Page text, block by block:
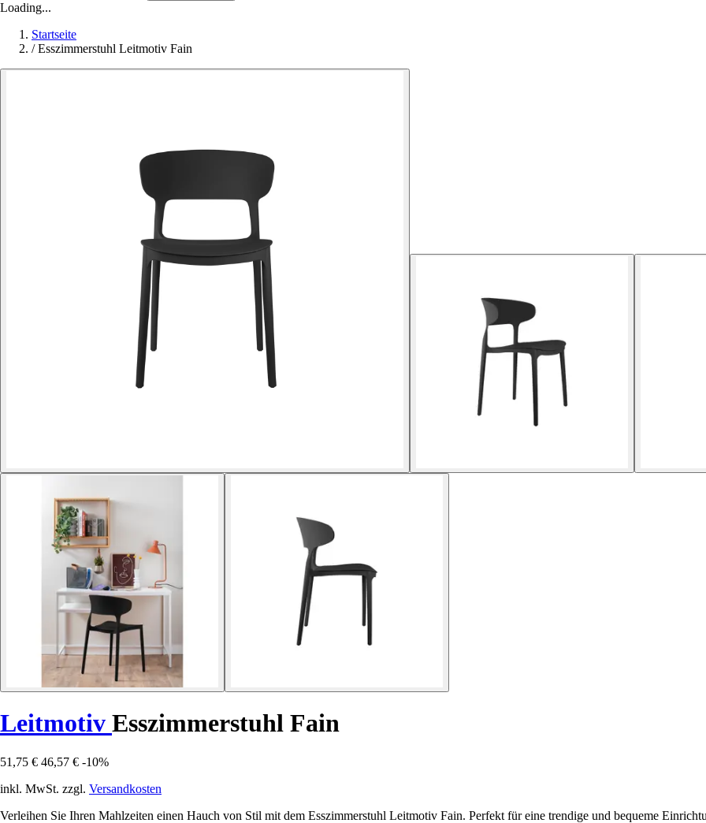
Loading...
Startseite
/ Esszimmerstuhl Leitmotiv Fain
Leitmotiv Esszimmerstuhl Fain
51,75 € 46,57 € -10%
inkl. MwSt. zzgl. Versandkosten
Verleihen Sie Ihren Mahlzeiten einen Hauch von Stil mit dem Esszimmerstuhl Leitmotiv Fain. Perfekt für eine trendige und bequeme